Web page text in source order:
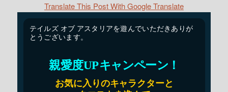
Translate This Post With Google Translate